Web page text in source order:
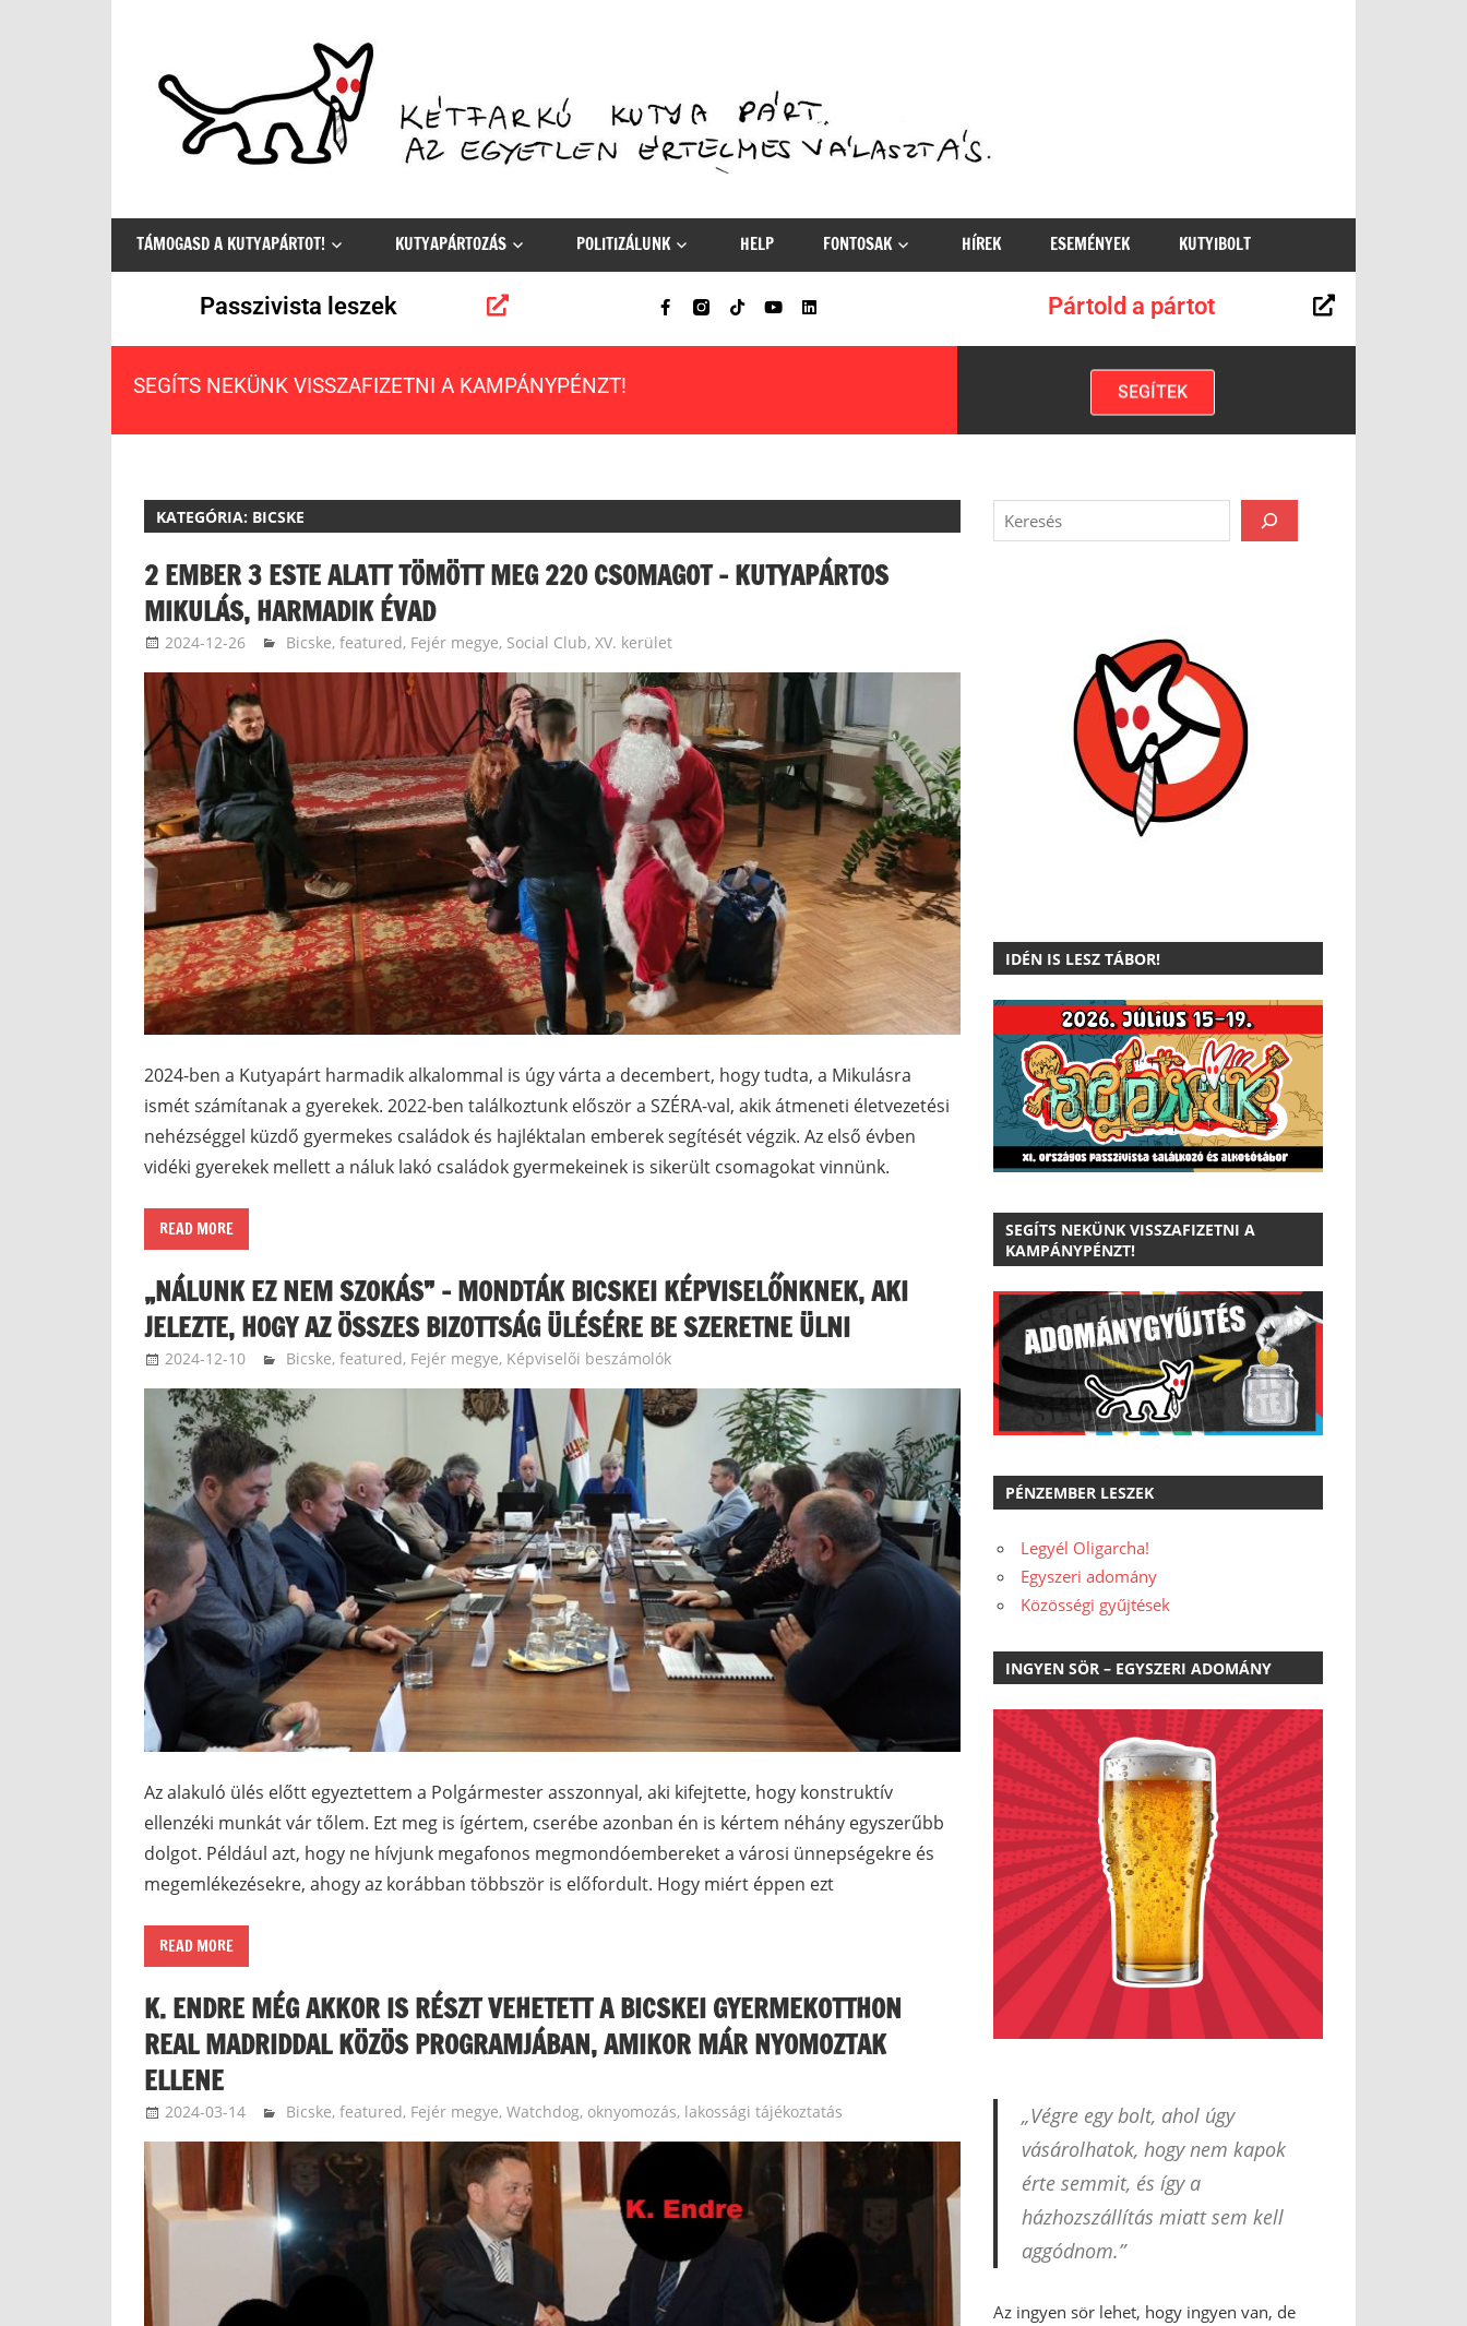
egyetlen
értelmes
választás
TÁMOGASD A KUTYAPÁRTOT! KUTYAPÁRTOZÁS POLITIZÁLUNK HELP FONTOSAK HÍREK ESEMÉNYEK KUTYIBOLT
Passzivista leszek Pártold a pártot
SEGÍTS NEKÜNK VISSZAFIZETNI A KAMPÁNYPÉNZT! SEGÍTEK
KATEGÓRIA: BICSKE
2 EMBER 3 ESTE ALATT TÖMÖTT MEG 220 CSOMAGOT – KUTYAPÁRTOS
MIKULÁS, HARMADIK ÉVAD
2024-12-26 langdavid
Bicske,featured, Fejér megye, Social Club,XV. kerület
2024-ben a Kutyapárt harmadik alkalommal is úgy várta a decembert, hogy tudta, a Mikulásra
ismét számítanak a gyerekek. 2022-ben találkoztunk először a SZÉRA-val, akik átmeneti életvezetési
nehézséggel küzdő gyermekes családok és hajléktalan emberek segítését végzik. Az első évben
vidéki gyerekek mellett a náluk lakó családok gyermekeinek is sikerült csomagokat vinnünk.
READ MORE
„NÁLUNK EZ NEM SZOKÁS” – MONDTÁK BICSKEI KÉPVISELŐNKNEK, AKI
JELEZTE, HOGY AZ ÖSSZES BIZOTTSÁG ÜLÉSÉRE BE SZERETNE ÜLNI
2024-12-10 langdavid
Bicske,featured, Fejér megye, Képviselői beszámolók
Az alakuló ülés előtt egyeztettem a Polgármester asszonnyal, aki kifejtette, hogy konstruktív
ellenzéki munkát vár tőlem. Ezt meg is ígértem, cserébe azonban én is kértem néhány egyszerűbb
dolgot. Például azt, hogy ne hívjunk megafonos megmondóembereket a városi ünnepségekre és
megemlékezésekre, ahogy az korábban többször is előfordult. Hogy miért éppen ezt
READ MORE
K. ENDRE MÉG AKKOR IS RÉSZT VEHETETT A BICSKEI GYERMEKOTTHON
REAL MADRIDDAL KÖZÖS PROGRAMJÁBAN, AMIKOR MÁR NYOMOZTAK
ELLENE
2024-03-14 langdavid
Bicske,featured, Fejér megye,Watchdog, oknyomozás, lakossági tájékoztatás
IDÉN IS LESZ TÁBOR!
SEGÍTS NEKÜNK VISSZAFIZETNI A
KAMPÁNYPÉNZT!
PÉNZEMBER LESZEK
Legyél Oligarcha!
Egyszeri adomány
Közösségi gyűjtések
INGYEN SÖR – EGYSZERI ADOMÁNY
„Végre egy bolt, ahol úgy
vásárolhatok, hogy nem kapok
érte semmit, és így a
házhozszállítás miatt sem kell
aggódnom.”
Az ingyen sör lehet, hogy ingyen van, de